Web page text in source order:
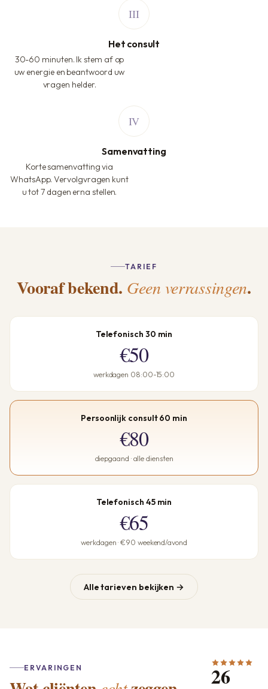
Het consult
30-60 minuten. Ik stem af op
uw energie en beantwoord uw
vragen helder.
Samenvatting
Korte samenvatting via
WhatsApp. Vervolgvragen kunt
u tot 7 dagen erna stellen.
TARIEF
Vooraf bekend. Geen verrassingen.
Telefonisch 30 min
€50
werkdagen 08:00-15:00
Persoonlijk consult 60 min
€80
diepgaand · alle diensten
Telefonisch 45 min
€65
werkdagen · €90 weekend/avond
Alle tarieven bekijken →
ERVARINGEN 26